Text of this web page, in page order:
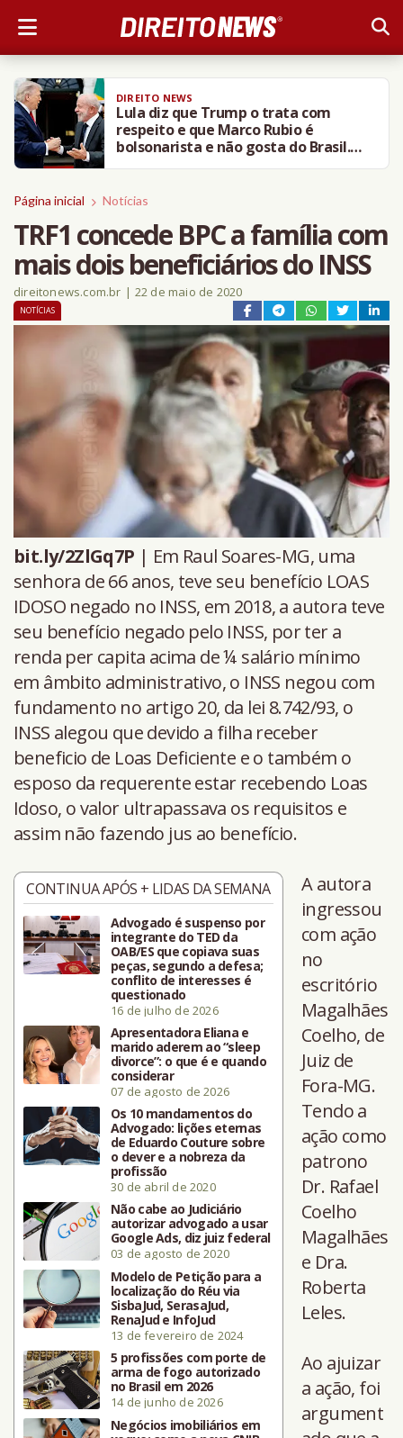
DIREITO NEWS
Lula diz que Trump o trata com
respeito e que Marco Rubio é
bolsonarista e não gosta do Brasil.
VÍDEO
Página inicial Notícias
TRF1 concede BPC a família com
mais dois beneficiários do INSS
direitonews.com.br | 22 de maio de 2020
NOTÍCIAS
bit.ly/2ZlGq7P | Em Raul Soares-MG, uma
senhora de 66 anos, teve seu benefício LOAS
IDOSO negado no INSS, em 2018, a autora teve
seu benefício negado pelo INSS, por ter a
renda per capita acima de ¼ salário mínimo
em âmbito administrativo, o INSS negou com
fundamento no artigo 20, da lei 8.742/93, o
INSS alegou que devido a filha receber
beneficio de Loas Deficiente e o também o
esposo da requerente estar recebendo Loas
Idoso, o valor ultrapassava os requisitos e
assim não fazendo jus ao benefício.
CONTINUA APÓS + LIDAS DA SEMANA
Advogado é suspenso por
integrante do TED da
OAB/ES que copiava suas
peças, segundo a defesa;
conflito de interesses é
questionado
16 de julho de 2026
Apresentadora Eliana e
marido aderem ao “sleep
divorce”: o que é e quando
considerar
07 de agosto de 2026
Os 10 mandamentos do
Advogado: lições eternas
de Eduardo Couture sobre
o dever e a nobreza da
profissão
30 de abril de 2020
Não cabe ao Judiciário
autorizar advogado a usar
Google Ads, diz juiz federal
03 de agosto de 2020
Modelo de Petição para a
localização do Réu via
SisbaJud, SerasaJud,
RenaJud e InfoJud
13 de fevereiro de 2024
5 profissões com porte de
arma de fogo autorizado
no Brasil em 2026
14 de junho de 2026
Negócios imobiliários em
A autora
ingressou
com ação
no
escritório
Magalhães
Coelho, de
Juiz de
Fora-MG.
Tendo a
ação como
patrono
Dr. Rafael
Coelho
Magalhães
e Dra.
Roberta
Leles.
Ao ajuizar
a ação, foi
argument